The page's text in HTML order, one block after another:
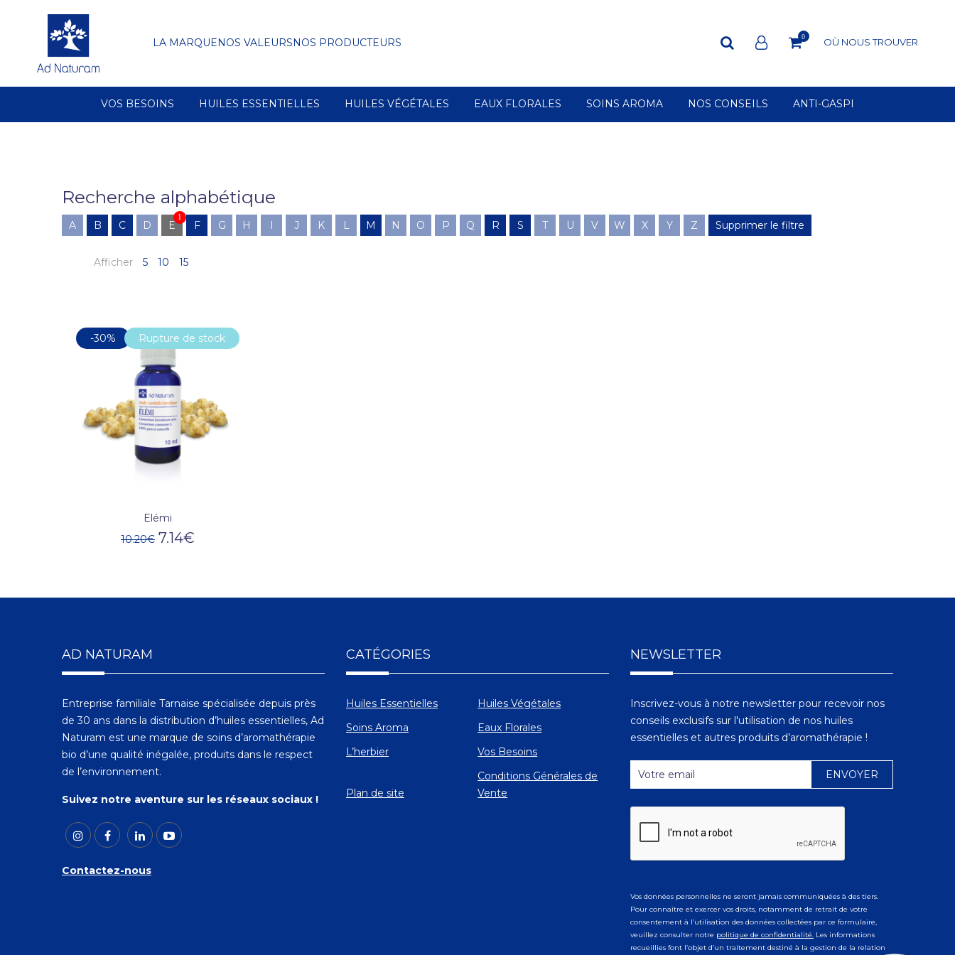
LA MARQUENOS VALEURSNOS PRODUCTEURS 0 OÙ NOUS TROUVER
VOS BESOINS HUILES ESSENTIELLES HUILES VÉGÉTALES EAUX FLORALES SOINS AROMA NOS CONSEILS ANTI-GASPI
Recherche alphabétique
A B C D E
1
F G H I J K L M N O P Q R S T U V W X Y Z Supprimer le filtre
Afficher 5 10 15
-30% Rupture de stock
Elémi
10.20€ 7.14€
AD NATURAM
Entreprise familiale Tarnaise spécialisée depuis près
de 30 ans dans la distribution d’huiles essentielles, Ad
Naturam est une marque de soins d’aromathérapie
bio d’une qualité inégalée, produits dans le respect
de l’environnement.
Suivez notre aventure sur les réseaux sociaux !
Contactez-nous
CATÉGORIES
Huiles Essentielles
Huiles Végétales
Soins Aroma
Eaux Florales
L’herbier
Vos Besoins
Plan de site
Conditions Générales de
Vente
NEWSLETTER
Inscrivez-vous à notre newsletter pour recevoir nos
conseils exclusifs sur l'utilisation de nos huiles
essentielles et autres produits d’aromathérapie !
Vos données personnelles ne seront jamais communiquées à des tiers.
Pour connaître et exercer vos droits, notamment de retrait de votre
consentement à l’utilisation des données collectées par ce formulaire,
veuillez consulter notre politique de confidentialité.Les informations
recueillies font l’objet d’un traitement destiné à la gestion de la relation